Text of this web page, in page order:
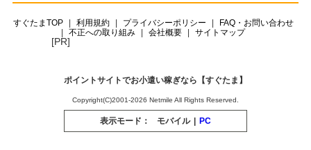
すぐたまTOP 利用規約 プライバシーポリシー
FAQ・お問い合わせ
不正への取り組み
会社概要 サイトマップ
[PR]
ポイントサイトでお小遣い稼ぎなら【すぐたま】
Copyright(C)2001-2026 Netmile All Rights Reserved.
表示モード： モバイル | PC